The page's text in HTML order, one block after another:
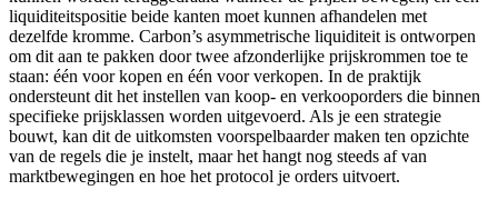
liquiditeitspositie beide kanten moet kunnen afhandelen met
dezelfde kromme. Carbon’s asymmetrische liquiditeit is ontworpen
om dit aan te pakken door twee afzonderlijke prijskrommen toe te
staan: één voor kopen en één voor verkopen. In de praktijk
ondersteunt dit het instellen van koop- en verkooporders die binnen
specifieke prijsklassen worden uitgevoerd. Als je een strategie
bouwt, kan dit de uitkomsten voorspelbaarder maken ten opzichte
van de regels die je instelt, maar het hangt nog steeds af van
marktbewegingen en hoe het protocol je orders uitvoert.